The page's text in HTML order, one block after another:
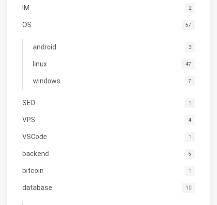
IM 2
OS 57
android 3
linux 47
windows 7
SEO 1
VPS 4
VSCode 1
backend 5
bitcoin 1
database 10